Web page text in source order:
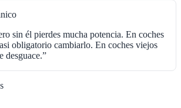
sin él pierdes mucha potencia. En coches
obligatorio cambiarlo. En coches viejos
desguace.”